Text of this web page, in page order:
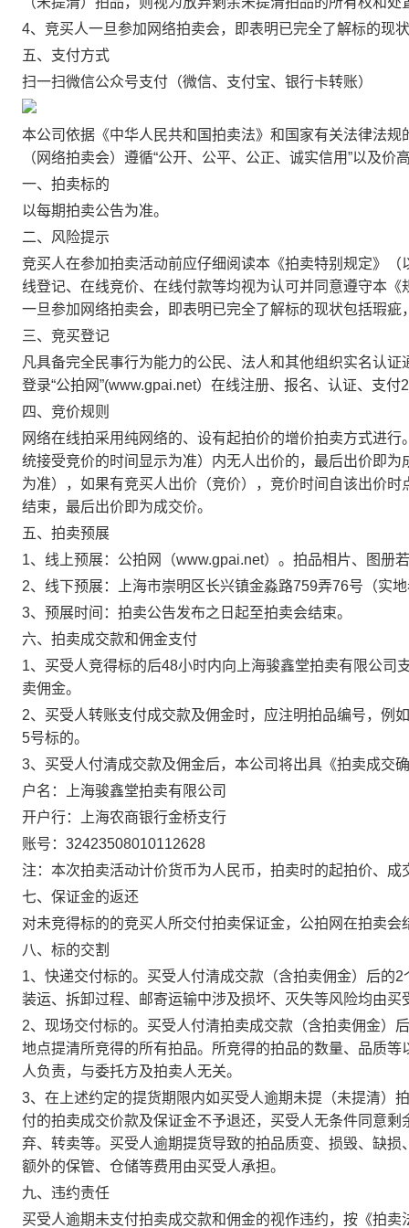
4、竞买人一旦参加网络拍卖会，即表明已完全了解标的现
五、支付方式
扫一扫微信公众号支付（微信、支付宝、银行卡转账）
本公司依据《中华人民共和国拍卖法》和国家有关法律法
（网络拍卖会）遵循“公开、公平、公正、诚实信用”以及
一、拍卖标的
以每期拍卖公告为准。
二、风险提示
竞买人在参加拍卖活动前应仔细阅读本《拍卖特别规定》
线登记、在线竞价、在线付款等均视为认可并同意遵守本
一旦参加网络拍卖会，即表明已完全了解标的现状包括瑕
三、竞买登记
凡具备完全民事行为能力的公民、法人和其他组织实名认
登录“公拍网”(www.gpai.net）在线注册、报名、认证、支付
四、竞价规则
网络在线拍采用纯网络的、设有起拍价的增价拍卖方式进
统接受竞价的时间显示为准）内无人出价的，最后出价即
为准），如果有竞买人出价（竞价），竞价时间自该出价
结束，最后出价即为成交价。
五、拍卖预展
1、线上预展：公拍网（www.gpai.net）。拍品相片、图册
2、线下预展：上海市崇明区长兴镇金淼路759弄76号（实
3、预展时间：拍卖公告发布之日起至拍卖会结束。
六、拍卖成交款和佣金支付
1、买受人竞得标的后48小时内向上海骏鑫堂拍卖有限公
卖佣金。
2、买受人转账支付成交款及佣金时，应注明拍品编号，例
5号标的。
3、买受人付清成交款及佣金后，本公司将出具《拍卖成交
户名：上海骏鑫堂拍卖有限公司
开户行：上海农商银行金桥支行
账号：32423508010112628
注：本次拍卖活动计价货币为人民币，拍卖时的起拍价、成
七、保证金的返还
对未竞得标的的竞买人所交付拍卖保证金，公拍网在拍卖
八、标的交割
1、快递交付标的。买受人付清成交款（含拍卖佣金）后的
装运、拆卸过程、邮寄运输中涉及损坏、灭失等风险均由
2、现场交付标的。买受人付清拍卖成交款（含拍卖佣金）
地点提清所竞得的所有拍品。所竞得的拍品的数量、品质
人负责，与委托方及拍卖人无关。
3、在上述约定的提货期限内如买受人逾期未提（未提清）
付的拍卖成交价款及保证金不予退还，买受人无条件同意
弃、转卖等。买受人逾期提货导致的拍品质变、损毁、缺
额外的保管、仓储等费用由买受人承担。
九、违约责任
买受人逾期未支付拍卖成交款和佣金的视作违约，按《拍